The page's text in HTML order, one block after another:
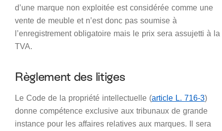
d’une marque non exploitée est considérée comme une
vente de meuble et n’est donc pas soumise à
l’enregistrement obligatoire mais le prix sera assujetti à la
TVA.
Règlement des litiges
Le Code de la propriété intellectuelle (article L. 716-3)
donne compétence exclusive aux tribunaux de grande
instance pour les affaires relatives aux marques. Il sera